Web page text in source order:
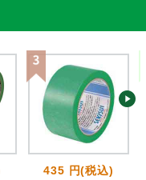
435 円(税込)